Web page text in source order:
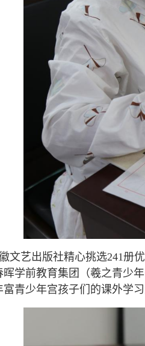
文艺出版社精心挑选241册
学前教育集团（羲之青少
青少年宫孩子们的课外学习